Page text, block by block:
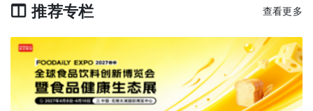
推荐专栏 查看更多